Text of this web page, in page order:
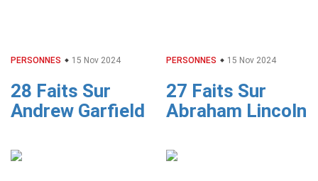
PERSONNES 15 Nov 2024
28 Faits Sur
Andrew Garfield
PERSONNES 15 Nov 2024
27 Faits Sur
Abraham Lincoln